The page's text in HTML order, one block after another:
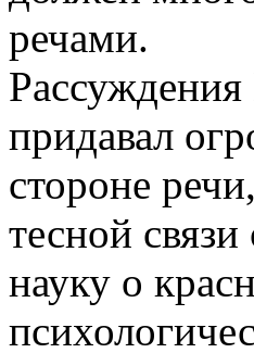
речами.
придавал
стороне
тесной
науку о